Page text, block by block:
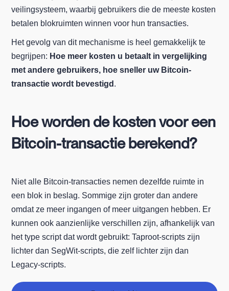
veilingsysteem, waarbij gebruikers die de meeste kosten
betalen blokruimten winnen voor hun transacties.
Het gevolg van dit mechanisme is heel gemakkelijk te
begrijpen: Hoe meer kosten u betaalt in vergelijking
met andere gebruikers, hoe sneller uw Bitcoin-
transactie wordt bevestigd .
Hoe worden de kosten voor een
Bitcoin-transactie berekend?
Niet alle Bitcoin-transacties nemen dezelfde ruimte in
een blok in beslag. Sommige zijn groter dan andere
omdat ze meer ingangen of meer uitgangen hebben. Er
kunnen ook aanzienlijke verschillen zijn, afhankelijk van
het type script dat wordt gebruikt: Taproot-scripts zijn
lichter dan SegWit-scripts, die zelf lichter zijn dan
Legacy-scripts.